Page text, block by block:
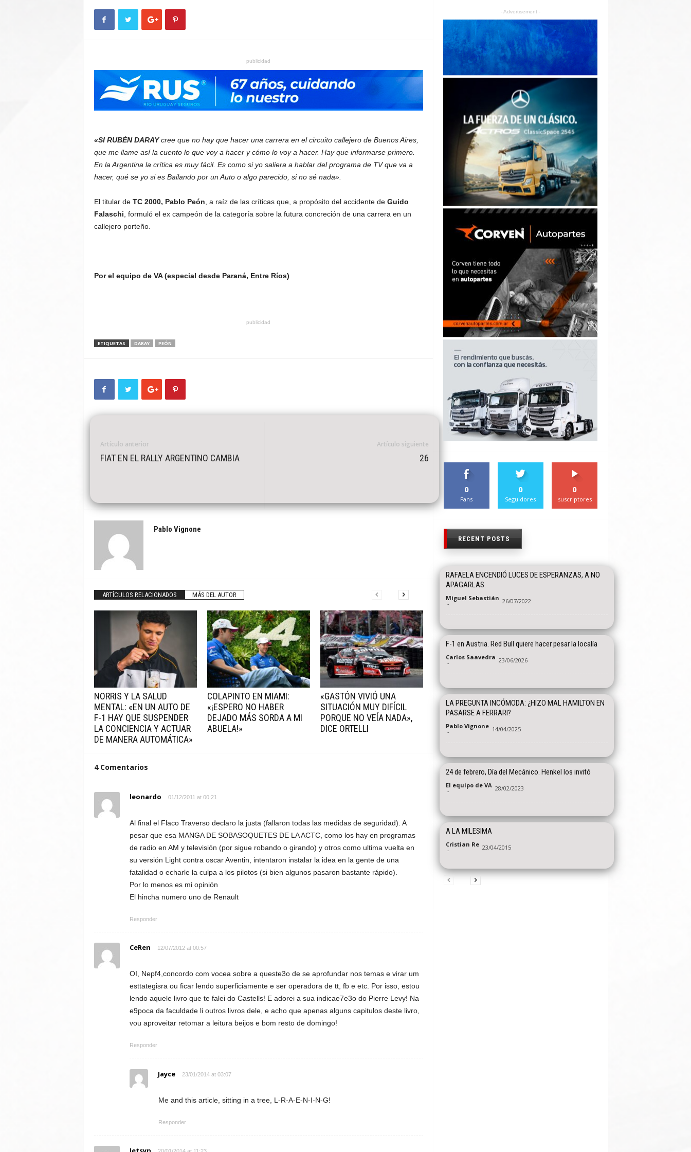
publicidad
«SI RUBÉN DARAYcree que no hay que hacer una carrera en el circuito callejero de Buenos Aires,
que me llame así la cuento lo que voy a hacer y cómo lo voy a hacer. Hay que informarse primero.
En la Argentina la crítica es muy fácil. Es como si yo saliera a hablar del programa de TV que va a
hacer, qué se yo si es Bailando por un Auto o algo parecido, si no sé nada».
El titular deTC 2000, Pablo Peón , a raíz de las críticas que, a propósito del accidente deGuido
Falaschi , formuló el ex campeón de la categoría sobre la futura concreción de una carrera en un
callejero porteño.
Por el equipo de VA (especial desde Paraná, Entre Ríos)
publicidad
ETIQUETAS DARAY PEÓN
Artículo anterior
FIAT EN EL RALLY ARGENTINO CAMBIA
Artículo siguiente
26
Pablo Vignone
ARTÍCULOS RELACIONADOS MÁS DEL AUTOR
NORRIS Y LA SALUD
MENTAL: «EN UN AUTO DE
F-1 HAY QUE SUSPENDER
LA CONCIENCIA Y ACTUAR
DE MANERA AUTOMÁTICA»
COLAPINTO EN MIAMI:
«¡ESPERO NO HABER
DEJADO MÁS SORDA A MI
ABUELA!»
«GASTÓN VIVIÓ UNA
SITUACIÓN MUY DIFÍCIL
PORQUE NO VEÍA NADA»,
DICE ORTELLI
4 Comentarios
leonardo 01/12/2011 at 00:21
Al final el Flaco Traverso declaro la justa (fallaron todas las medidas de seguridad). A
pesar que esa MANGA DE SOBASOQUETES DE LA ACTC, como los hay en programas
de radio en AM y televisión (por sigue robando o girando) y otros como ultima vuelta en
su versión Light contra oscar Aventin, intentaron instalar la idea en la gente de una
fatalidad o echarle la culpa a los pilotos (si bien algunos pasaron bastante rápido).
Por lo menos es mi opinión
El hincha numero uno de Renault
Responder
CeRen 12/07/2012 at 00:57
OI, Nepf4,concordo com vocea sobre a queste3o de se aprofundar nos temas e virar um
esttategisra ou ficar lendo superficiamente e ser operadora de tt, fb e etc. Por isso, estou
lendo aquele livro que te falei do Castells! E adorei a sua indicae7e3o do Pierre Levy! Na
e9poca da faculdade li outros livros dele, e acho que apenas alguns capitulos deste livro,
vou aproveitar retomar a leitura beijos e bom resto de domingo!
Responder
Jayce 23/01/2014 at 03:07
Me and this article, sitting in a tree, L-R-A-E-N-I-N-G!
Responder
- Advertisement -
0
Fans
0
Seguidores
0
suscriptores
RECENT POSTS
RAFAELA ENCENDIÓ LUCES DE ESPERANZAS, A NO
APAGARLAS.
Miguel Sebastián
- 26/07/2022
F-1 en Austria. Red Bull quiere hacer pesar la localía
Carlos Saavedra
- 23/06/2026
LA PREGUNTA INCÓMODA: ¿HIZO MAL HAMILTON EN
PASARSE A FERRARI?
Pablo Vignone
- 14/04/2025
24 de febrero, Día del Mecánico. Henkel los invitó
El equipo de VA
- 28/02/2023
A LA MILESIMA
Cristian Re
- 23/04/2015